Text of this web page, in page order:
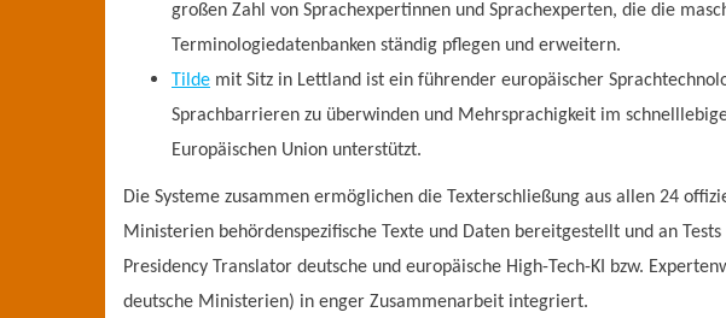
großen Zahl von Sprachexpertinnen und Sprachexperten, die die
Terminologiedatenbanken ständig pflegen und erweitern.
Tilde mit Sitz in Lettland ist ein führender europäischer
Sprachbarrieren zu überwinden und Mehrsprachigkeit im
Europäischen Union unterstützt.
Die Systeme zusammen ermöglichen die Texterschließung aus allen 24
Ministerien behördenspezifische Texte und Daten bereitgestellt und an
Presidency Translator deutsche und europäische High-Tech-KI bzw.
deutsche Ministerien) in enger Zusammenarbeit integriert.